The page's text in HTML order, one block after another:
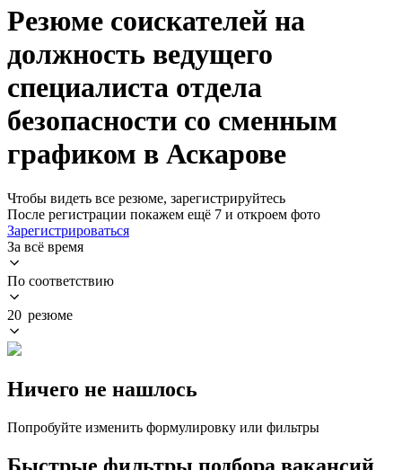
Резюме соискателей на
должность ведущего
специалиста отдела
безопасности со сменным
графиком в Аскарове
Чтобы видеть все резюме, зарегистрируйтесь
После регистрации покажем ещё 7 и откроем фото
Зарегистрироваться
За всё время
По соответствию
20 резюме
Ничего не нашлось
Попробуйте изменить формулировку или фильтры
Быстрые фильтры подбора вакансий